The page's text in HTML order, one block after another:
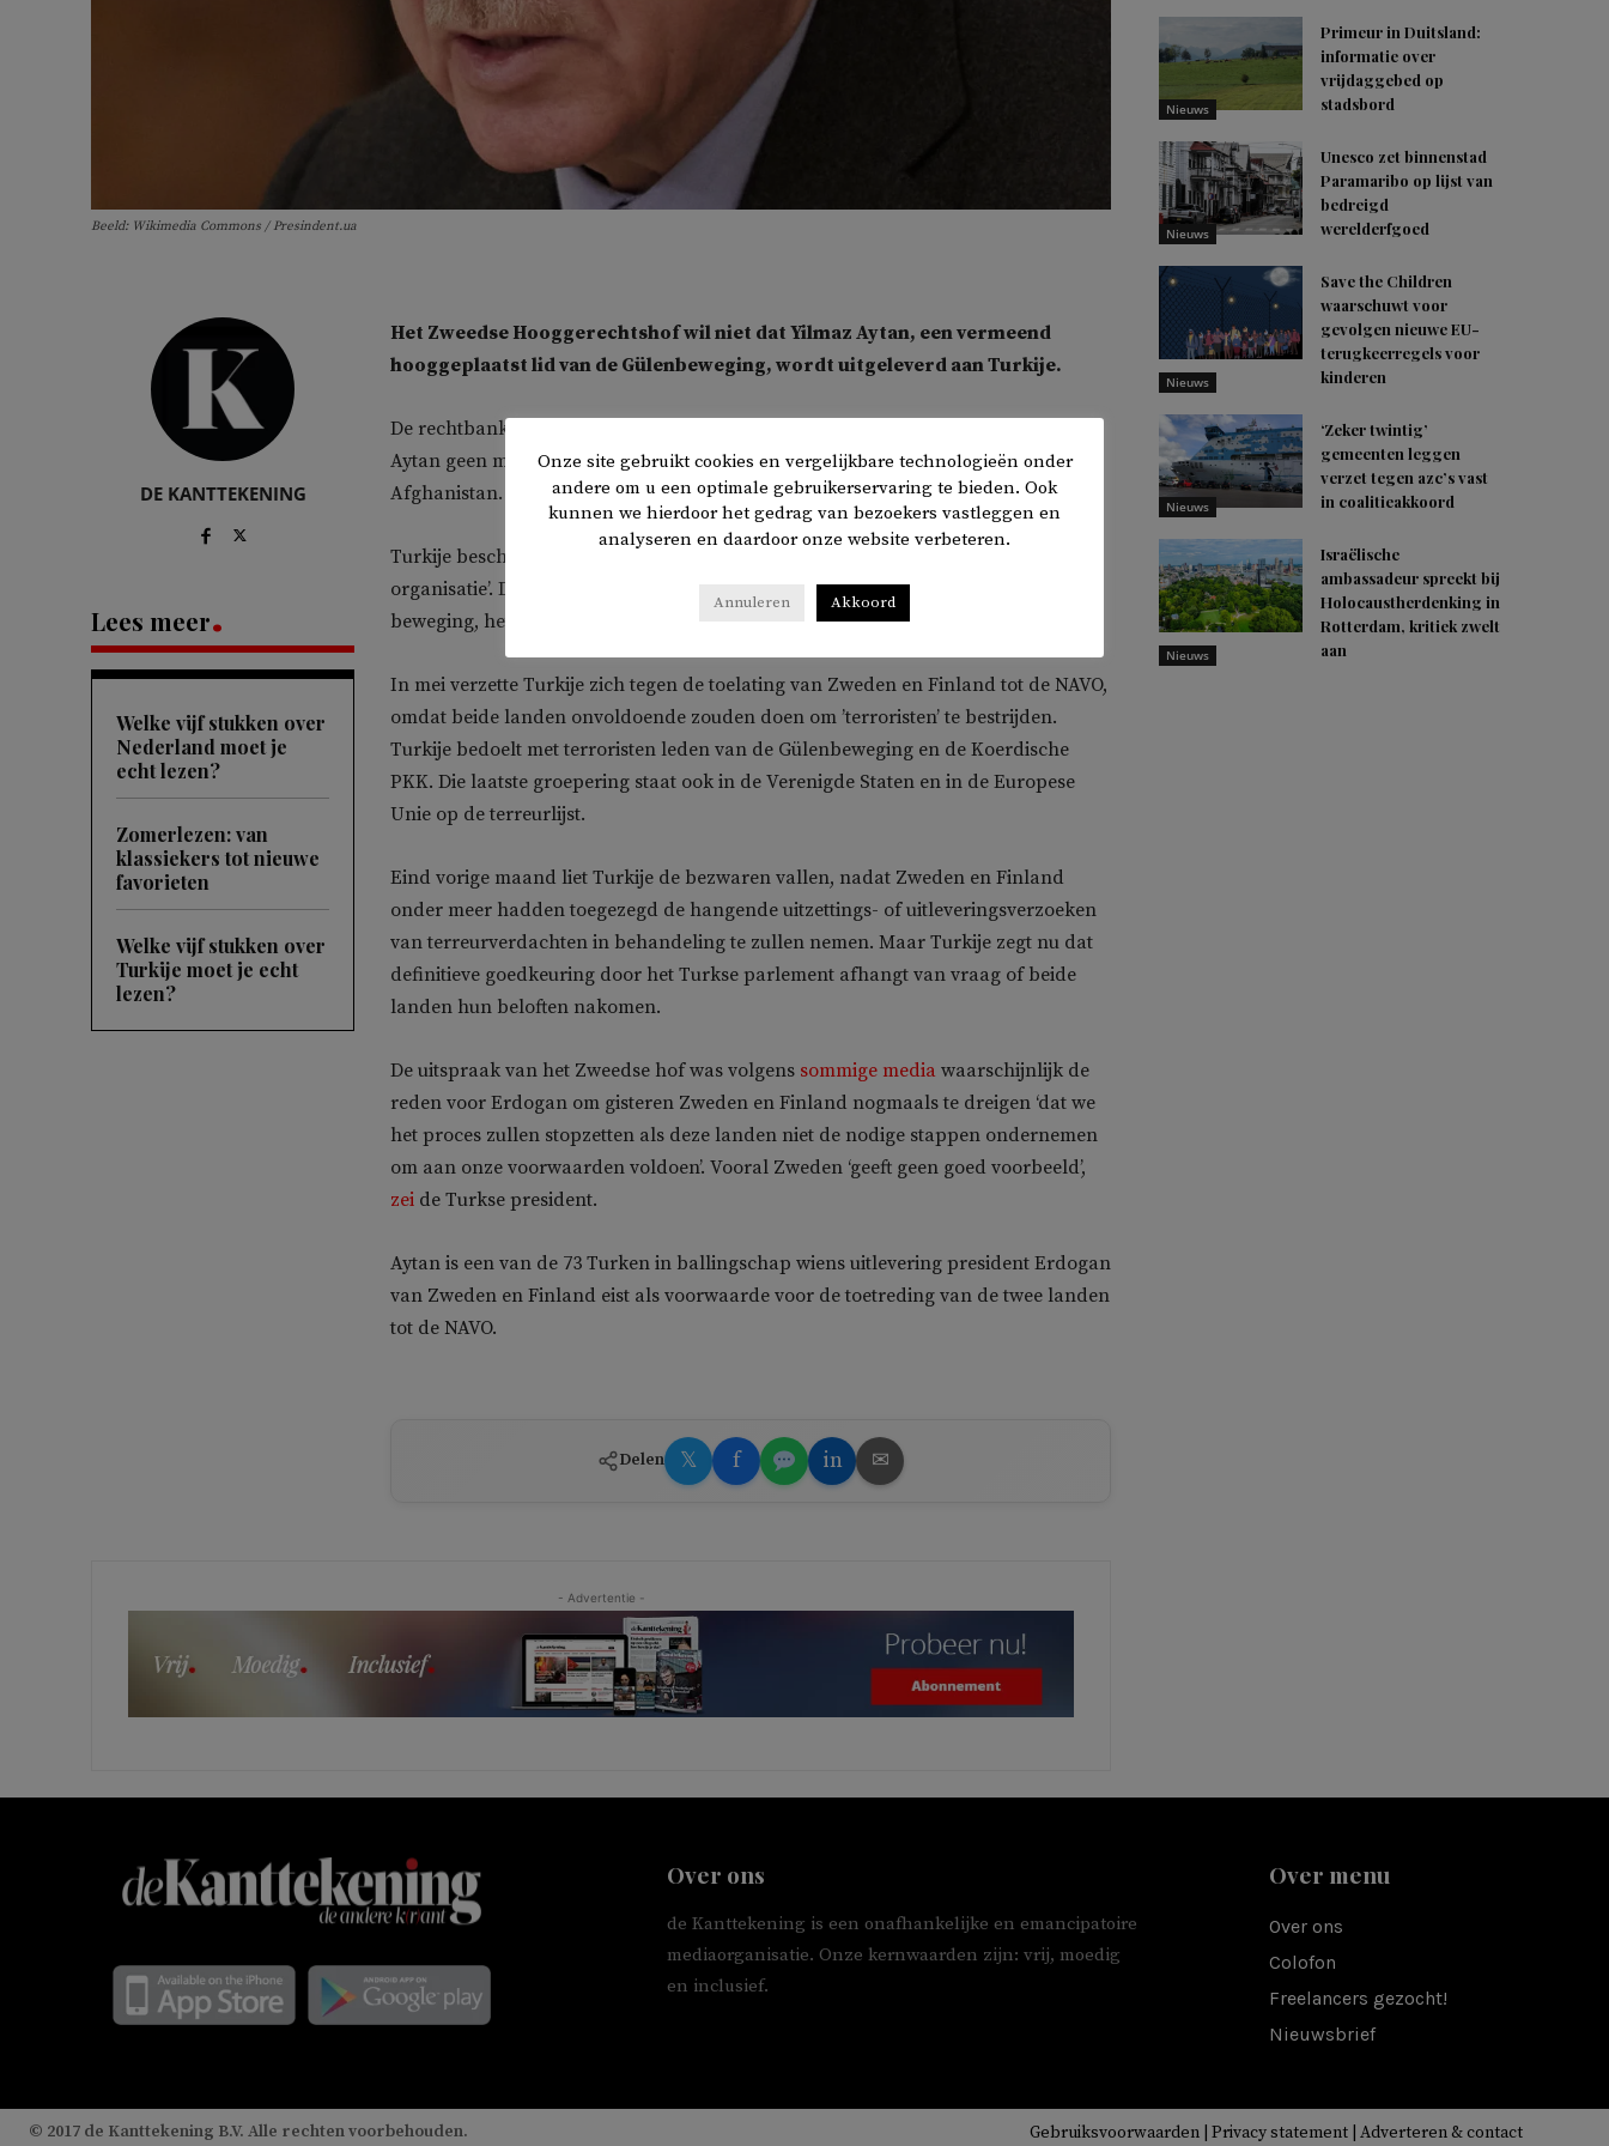
Beeld: Wikimedia Commons / Presindent.ua
DE KANTTEKENING
Lees meer
Welke vijf stukken over
Nederland moet je
echt lezen?
Zomerlezen: van
klassiekers tot nieuwe
favorieten
Welke vijf stukken over
Turkije moet je echt
lezen?
Het Zweedse Hooggerechtshof wil niet dat Yilmaz Aytan, een vermeend
hooggeplaatst lid van de Gülenbeweging, wordt uitgeleverd aan Turkije.
De rechtbank wees een verzoek tot uitlevering af en zegt dat de activiteiten van
Aytan geen misdaad waren. Aytan (48) leidde de scholen van de organisatie in
Afghanistan. Hij heeft sinds 2018 een permanente verblijfsvergunning in Zweden.
Turkije beschuldigt hem van ‘het leiden van een gewapende terroristische
organisatie’. De Turkse autoriteiten stellen dat Fethullah Gülen, de leider de
beweging, het brein is van de mislukte coup tegen president Erdogan in juli 2016.
In mei verzette Turkije zich tegen de toelating van Zweden en Finland tot de NAVO,
omdat beide landen onvoldoende zouden doen om ’terroristen’ te bestrijden.
Turkije bedoelt met terroristen leden van de Gülenbeweging en de Koerdische
PKK. Die laatste groepering staat ook in de Verenigde Staten en in de Europese
Unie op de terreurlijst.
Eind vorige maand liet Turkije de bezwaren vallen, nadat Zweden en Finland
onder meer hadden toegezegd de hangende uitzettings- of uitleveringsverzoeken
van terreurverdachten in behandeling te zullen nemen. Maar Turkije zegt nu dat
definitieve goedkeuring door het Turkse parlement afhangt van vraag of beide
landen hun beloften nakomen.
De uitspraak van het Zweedse hof was volgens sommige media waarschijnlijk de
reden voor Erdogan om gisteren Zweden en Finland nogmaals te dreigen ‘dat we
het proces zullen stopzetten als deze landen niet de nodige stappen ondernemen
om aan onze voorwaarden voldoen’. Vooral Zweden ‘geeft geen goed voorbeeld’,
zei de Turkse president.
Aytan is een van de 73 Turken in ballingschap wiens uitlevering president Erdogan
van Zweden en Finland eist als voorwaarde voor de toetreding van de twee landen
tot de NAVO.
Delen 𝕏 f in ✉
- Advertentie -
Nieuws
Primeur in Duitsland:
informatie over
vrijdaggebed op
stadsbord
Nieuws
Unesco zet binnenstad
Paramaribo op lijst van
bedreigd
werelderfgoed
Nieuws
Save the Children
waarschuwt voor
gevolgen nieuwe EU-
terugkeerregels voor
kinderen
Nieuws
‘Zeker twintig’
gemeenten leggen
verzet tegen azc’s vast
in coalitieakkoord
Nieuws
Israëlische
ambassadeur spreekt bij
Holocaustherdenking in
Rotterdam, kritiek zwelt
aan
Over ons
de Kanttekening is een onafhankelijke en emancipatoire
mediaorganisatie. Onze kernwaarden zijn: vrij, moedig
en inclusief.
Over menu
Over ons
Colofon
Freelancers gezocht!
Nieuwsbrief
© 2017 de Kanttekening B.V. Alle rechten voorbehouden. Gebruiksvoorwaarden Privacy statement Adverteren & contact
Onze site gebruikt cookies en vergelijkbare technologieën onder
andere om u een optimale gebruikerservaring te bieden. Ook
kunnen we hierdoor het gedrag van bezoekers vastleggen en
analyseren en daardoor onze website verbeteren.
Annuleren Akkoord